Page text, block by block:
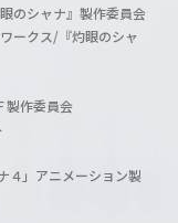
のシャナ』製作委員会
ークス/『灼眼のシャ
製作委員会
」アニメーション製